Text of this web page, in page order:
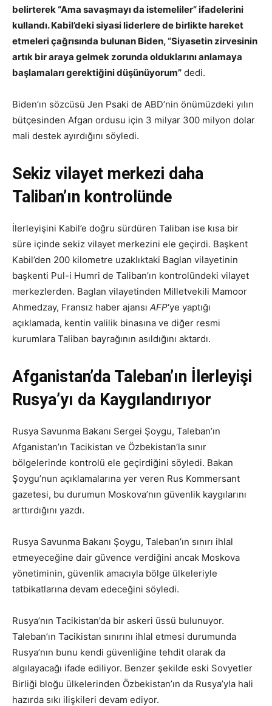
belirterek “Ama savaşmayı da istemeliler” ifadelerini
kullandı. Kabil’deki siyasi liderlere de birlikte hareket
etmeleri çağrısında bulunan Biden, “Siyasetin zirvesinin
artık bir araya gelmek zorunda olduklarını anlamaya
başlamaları gerektiğini düşünüyorum” dedi.
Biden’ın sözcüsü Jen Psaki de ABD’nin önümüzdeki yılın
bütçesinden Afgan ordusu için 3 milyar 300 milyon dolar
mali destek ayırdığını söyledi.
Sekiz vilayet merkezi daha
Taliban’ın kontrolünde
İlerleyişini Kabil’e doğru sürdüren Taliban ise kısa bir
süre içinde sekiz vilayet merkezini ele geçirdi. Başkent
Kabil’den 200 kilometre uzaklıktaki Baglan vilayetinin
başkenti Pul-i Humri de Taliban’ın kontrolündeki vilayet
merkezlerden. Baglan vilayetinden Milletvekili Mamoor
Ahmedzay, Fransız haber ajansı AFP‘ye yaptığı
açıklamada, kentin valilik binasına ve diğer resmi
kurumlara Taliban bayrağının asıldığını aktardı.
Afganistan’da Taleban’ın İlerleyişi
Rusya’yı da Kaygılandırıyor
Rusya Savunma Bakanı Sergei Şoygu, Taleban’ın
Afganistan’ın Tacikistan ve Özbekistan’la sınır
bölgelerinde kontrolü ele geçirdiğini söyledi. Bakan
Şoygu’nun açıklamalarına yer veren Rus Kommersant
gazetesi, bu durumun Moskova’nın güvenlik kaygılarını
arttırdığını yazdı.
Rusya Savunma Bakanı Şoygu, Taleban’ın sınırı ihlal
etmeyeceğine dair güvence verdiğini ancak Moskova
yönetiminin, güvenlik amacıyla bölge ülkeleriyle
tatbikatlarına devam edeceğini söyledi.
Rusya’nın Tacikistan’da bir askeri üssü bulunuyor.
Taleban’ın Tacikistan sınırını ihlal etmesi durumunda
Rusya’nın bunu kendi güvenliğine tehdit olarak da
algılayacağı ifade ediliyor. Benzer şekilde eski Sovyetler
Birliği bloğu ülkelerinden Özbekistan’ın da Rusya’yla hali
hazırda sıkı ilişkileri devam ediyor.